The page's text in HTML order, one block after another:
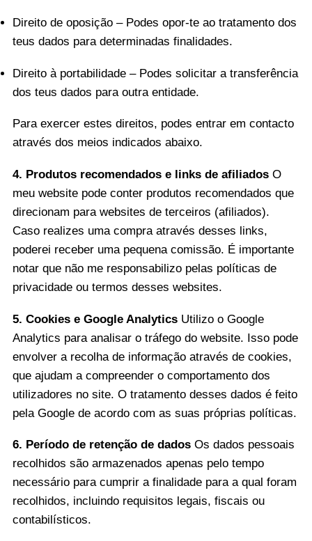
Direito de oposição – Podes opor-te ao tratamento dos
teus dados para determinadas finalidades.
Direito à portabilidade – Podes solicitar a transferência
dos teus dados para outra entidade.
Para exercer estes direitos, podes entrar em contacto
através dos meios indicados abaixo.
4. Produtos recomendados e links de afiliadosO
meu website pode conter produtos recomendados que
direcionam para websites de terceiros (afiliados).
Caso realizes uma compra através desses links,
poderei receber uma pequena comissão. É importante
notar que não me responsabilizo pelas políticas de
privacidade ou termos desses websites.
5. Cookies e Google AnalyticsUtilizo o Google
Analytics para analisar o tráfego do website. Isso pode
envolver a recolha de informação através de cookies,
que ajudam a compreender o comportamento dos
utilizadores no site. O tratamento desses dados é feito
pela Google de acordo com as suas próprias políticas.
6. Período de retenção de dadosOs dados pessoais
recolhidos são armazenados apenas pelo tempo
necessário para cumprir a finalidade para a qual foram
recolhidos, incluindo requisitos legais, fiscais ou
contabilísticos.